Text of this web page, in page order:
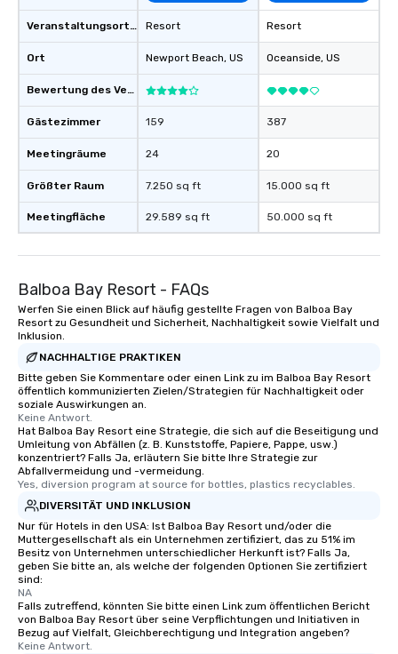
Veranstaltungsortstyp
Ort
Bewertung des Veranstaltungsortes
Gästezimmer
Meetingräume
Größter Raum
Meetingfläche
Resort
Newport Beach, US
159
24
7.250 sq ft
29.589 sq ft
Resort
Oceanside, US
387
20
15.000 sq ft
50.000 sq ft
Balboa Bay Resort - FAQs
Werfen Sie einen Blick auf häufig gestellte Fragen von Balboa Bay
Resort zu Gesundheit und Sicherheit, Nachhaltigkeit sowie Vielfalt und
Inklusion.
NACHHALTIGE PRAKTIKEN
Bitte geben Sie Kommentare oder einen Link zu im Balboa Bay Resort
öffentlich kommunizierten Zielen/Strategien für Nachhaltigkeit oder
soziale Auswirkungen an.
Keine Antwort.
Hat Balboa Bay Resort eine Strategie, die sich auf die Beseitigung und
Umleitung von Abfällen (z. B. Kunststoffe, Papiere, Pappe, usw.)
konzentriert? Falls Ja, erläutern Sie bitte Ihre Strategie zur
Abfallvermeidung und -vermeidung.
Yes, diversion program at source for bottles, plastics recyclables.
DIVERSITÄT UND INKLUSION
Nur für Hotels in den USA: Ist Balboa Bay Resort und/oder die
Muttergesellschaft als ein Unternehmen zertifiziert, das zu 51% im
Besitz von Unternehmen unterschiedlicher Herkunft ist? Falls Ja,
geben Sie bitte an, als welche der folgenden Optionen Sie zertifiziert
sind:
NA
Falls zutreffend, könnten Sie bitte einen Link zum öffentlichen Bericht
von Balboa Bay Resort über seine Verpflichtungen und Initiativen in
Bezug auf Vielfalt, Gleichberechtigung und Integration angeben?
Keine Antwort.